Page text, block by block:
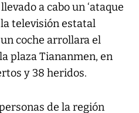
a cabo un ‘ataque
televisión estatal
un coche arrollara el
plaza Tiananmen, en
y 38 heridos.
de la región